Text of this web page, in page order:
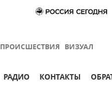
ПРОИСШЕСТВИЯ ВИЗУАЛ
РАДИО КОНТАКТЫ